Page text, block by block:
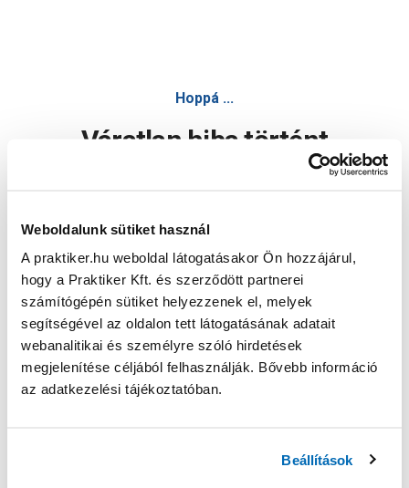
Weboldalunk sütiket használ
A praktiker.hu weboldal látogatásakor Ön hozzájárul,
hogy a Praktiker Kft. és szerződött partnerei
számítógépén sütiket helyezzenek el, melyek
segítségével az oldalon tett látogatásának adatait
webanalitikai és személyre szóló hirdetések
megjelenítése céljából felhasználják. Bővebb információ
az adatkezelési tájékoztatóban.
Beállítások
Hoppá ...
Váratlan hiba történt
Oldal újratöltése